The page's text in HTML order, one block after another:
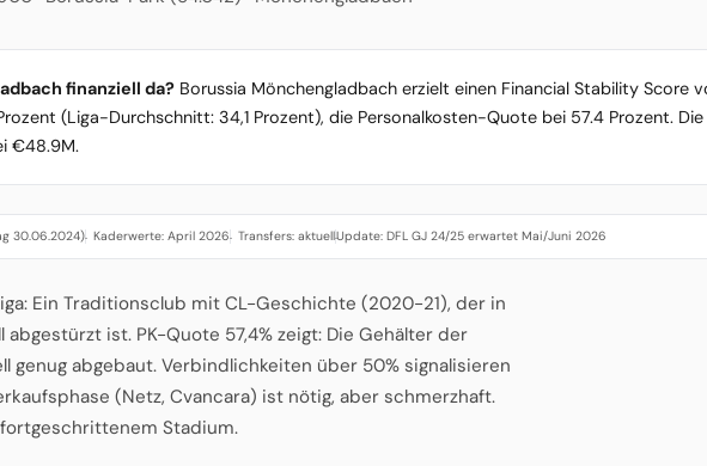
finanziell da? Borussia Mönchengladbach erzielt einen Financial Stability Score
(Liga-Durchschnitt: 34,1 Prozent), die Personalkosten-Quote bei 57.4 Prozent.
€48.9M.
30.06.2024)· Kaderwerte: April 2026· Transfers: aktuell·Update: DFL GJ 24/25 erwartet Mai/Juni 2026
Ein Traditionsclub mit CL-Geschichte (2020-21), der in
ist. PK-Quote 57,4% zeigt: Die Gehälter der
genug abgebaut. Verbindlichkeiten über 50% signalisieren
(Netz, Cvancara) ist nötig, aber schmerzhaft.
Stadium.